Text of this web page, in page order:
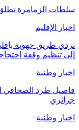
سلطات الزمامرة
اخبار الإقليم
تردي طريق جهوية
إلى تنظيم وقفة
اخبار وطنبة
فاصيل طرد الصحافي
جزائري
اخبار وطنبة